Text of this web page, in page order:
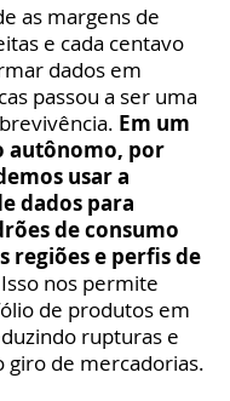
as margens de
e cada centavo
dados em
passou a ser uma
Em um
autônomo, por
usar a
dados para
de consumo
regiões e perfis de
nos permite
de produtos em
rupturas e
giro de mercadorias.